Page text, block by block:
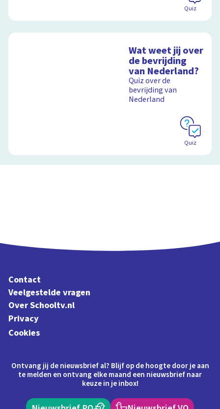
Quiz
Wat weet jij over
de bevrijding
van Nederland?
Quiz over de
bevrijding van
Nederland
Quiz
Contact
Veelgestelde vragen
Over Schooltv.nl
Privacy
Cookies
Ontvang jij de nieuwsbrief al? Blijf op de hoogte door je aan
te melden en ontvang elke maand een nieuwsbrief naar
keuze in je inbox!